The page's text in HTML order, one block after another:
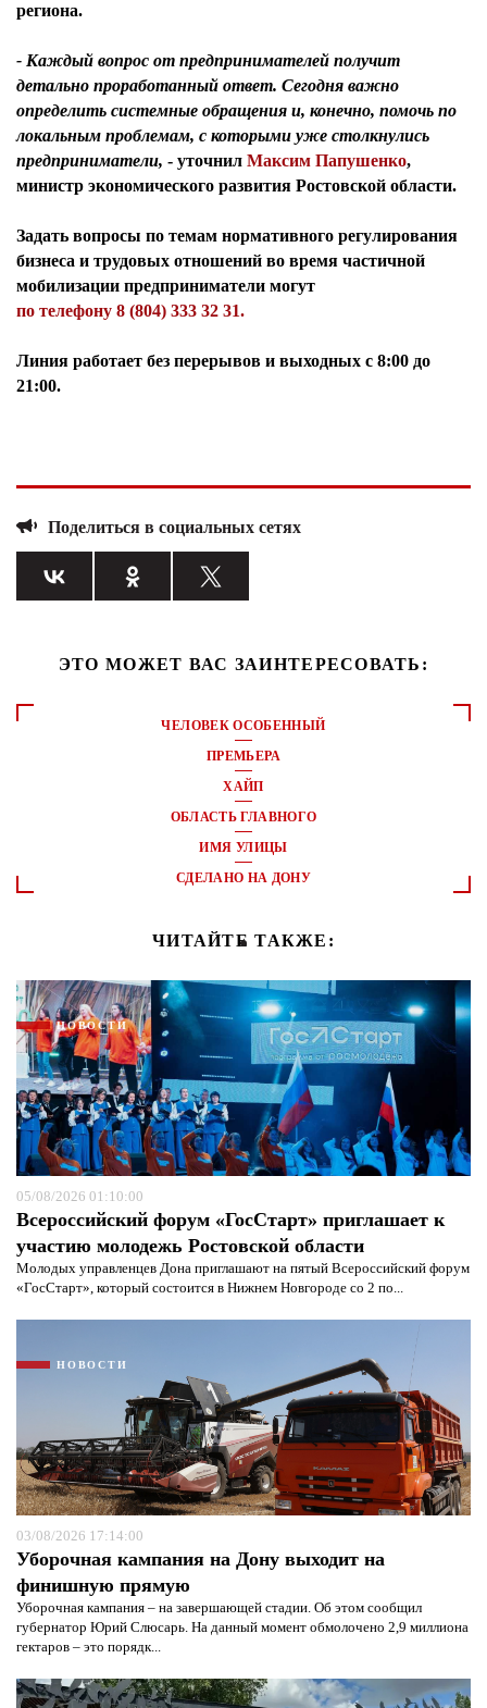
региона.
- Каждый вопрос от предпринимателей получит
детально проработанный ответ. Сегодня важно
определить системные обращения и, конечно, помочь по
локальным проблемам, с которыми уже столкнулись
предприниматели, - уточнил Максим Папушенко,
министр экономического развития Ростовской области.
Задать вопросы по темам нормативного регулирования
бизнеса и трудовых отношений во время частичной
мобилизации предприниматели могут
по телефону 8 (804) 333 32 31.
Линия работает без перерывов и выходных с 8:00 до
21:00.
Поделиться в социальных сетях
ЭТО МОЖЕТ ВАС ЗАИНТЕРЕСОВАТЬ:
ЧЕЛОВЕК ОСОБЕННЫЙ
ПРЕМЬЕРА
ХАЙП
ОБЛАСТЬ ГЛАВНОГО
ИМЯ УЛИЦЫ
СДЕЛАНО НА ДОНУ
ЧИТАЙТЕ ТАКЖЕ:
НОВОСТИ
05/08/2026 01:10:00
Всероссийский форум «ГосСтарт» приглашает к
участию молодежь Ростовской области
Молодых управленцев Дона приглашают на пятый Всероссийский форум
«ГосСтарт», который состоится в Нижнем Новгороде со 2 по...
НОВОСТИ
03/08/2026 17:14:00
Уборочная кампания на Дону выходит на
финишную прямую
Уборочная кампания – на завершающей стадии. Об этом сообщил
губернатор Юрий Слюсарь. На данный момент обмолочено 2,9 миллиона
гектаров – это порядк...